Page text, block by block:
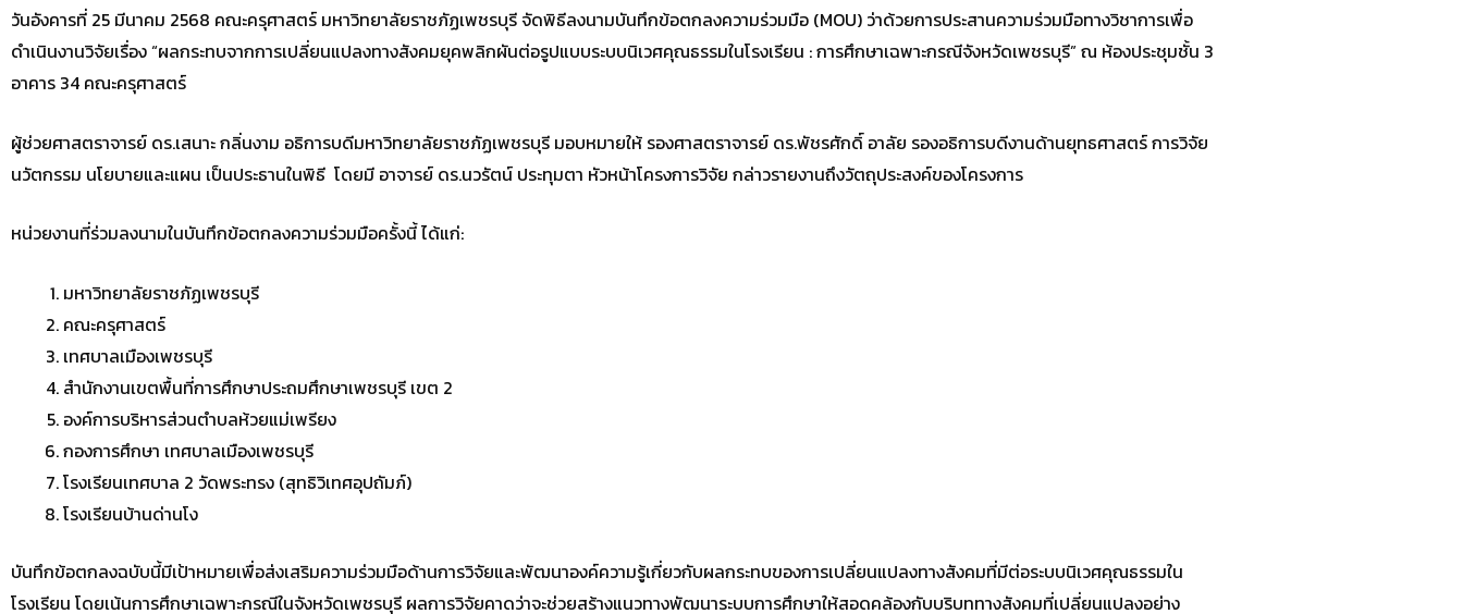
วันอังคารที่ 25 มีนาคม 2568 คณะครุศาสตร์ มหาวิทยาลัยราชภัฏเพชรบุรี จัดพิธีลงนามบันทึกข้อตกลงความร่วมมือ (MOU) ว่าด้วยการประสานความร่วมมือทางวิชาการเพื่อ
ดำเนินงานวิจัยเรื่อง “ผลกระทบจากการเปลี่ยนแปลงทางสังคมยุคพลิกผันต่อรูปแบบระบบนิเวศคุณธรรมในโรงเรียน : การศึกษาเฉพาะกรณีจังหวัดเพชรบุรี” ณ ห้องประชุมชั้น 3
อาคาร 34 คณะครุศาสตร์
ผู้ช่วยศาสตราจารย์ ดร.เสนาะ กลิ่นงาม อธิการบดีมหาวิทยาลัยราชภัฏเพชรบุรี มอบหมายให้ รองศาสตราจารย์ ดร.พัชรศักดิ์ อาลัย รองอธิการบดีงานด้านยุทธศาสตร์ การวิจัย
นวัตกรรม นโยบายและแผน เป็นประธานในพิธี โดยมี อาจารย์ ดร.นวรัตน์ ประทุมตา หัวหน้าโครงการวิจัย กล่าวรายงานถึงวัตถุประสงค์ของโครงการ
หน่วยงานที่ร่วมลงนามในบันทึกข้อตกลงความร่วมมือครั้งนี้ ได้แก่:
มหาวิทยาลัยราชภัฏเพชรบุรี
คณะครุศาสตร์
เทศบาลเมืองเพชรบุรี
สำนักงานเขตพื้นที่การศึกษาประถมศึกษาเพชรบุรี เขต 2
องค์การบริหารส่วนตำบลห้วยแม่เพรียง
กองการศึกษา เทศบาลเมืองเพชรบุรี
โรงเรียนเทศบาล 2 วัดพระทรง (สุทธิวิเทศอุปถัมภ์)
โรงเรียนบ้านด่านโง
บันทึกข้อตกลงฉบับนี้มีเป้าหมายเพื่อส่งเสริมความร่วมมือด้านการวิจัยและพัฒนาองค์ความรู้เกี่ยวกับผลกระทบของการเปลี่ยนแปลงทางสังคมที่มีต่อระบบนิเวศคุณธรรมใน
โรงเรียน โดยเน้นการศึกษาเฉพาะกรณีในจังหวัดเพชรบุรี ผลการวิจัยคาดว่าจะช่วยสร้างแนวทางพัฒนาระบบการศึกษาให้สอดคล้องกับบริบททางสังคมที่เปลี่ยนแปลงอย่าง